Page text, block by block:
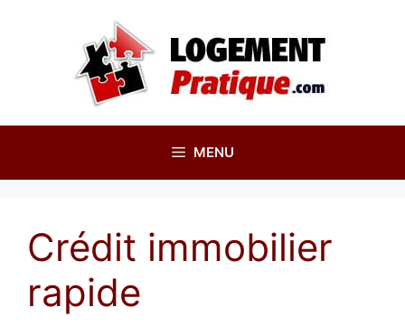
MENU
Crédit immobilier
rapide